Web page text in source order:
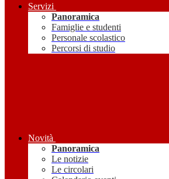
Servizi
Panoramica
Famiglie e studenti
Personale scolastico
Percorsi di studio
Novità
Panoramica
Le notizie
Le circolari